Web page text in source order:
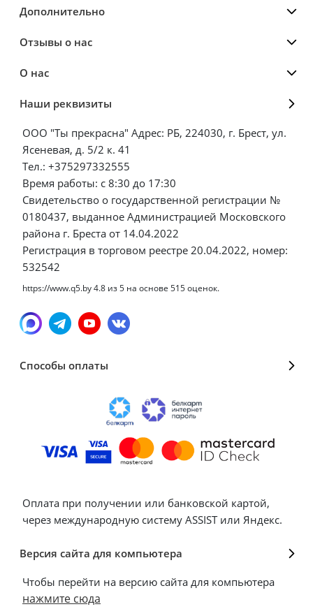
Дополнительно
Отзывы о нас
О нас
Наши реквизиты
ООО "Ты прекрасна" Адрес: РБ, 224030, г. Брест, ул.
Ясеневая, д. 5/2 к. 41
Тел.: +375297332555
Время работы: с 8:30 до 17:30
Свидетельство о государственной регистрации №
0180437, выданное Администрацией Московского
района г. Бреста от 14.04.2022
Регистрация в торговом реестре 20.04.2022, номер:
532542
https://www.q5.by4.8 из5 на основе 515оценок.
Способы оплаты
Оплата при получении или банковской картой,
через международную систему ASSIST или Яндекс.
Версия сайта для компьютера
Чтобы перейти на версию сайта для компьютера
нажмите сюда